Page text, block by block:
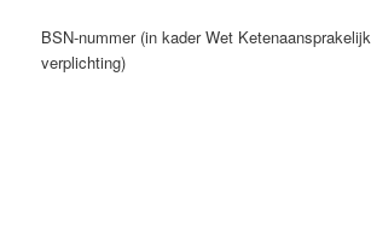
BSN-nummer (in kader Wet
verplichting)